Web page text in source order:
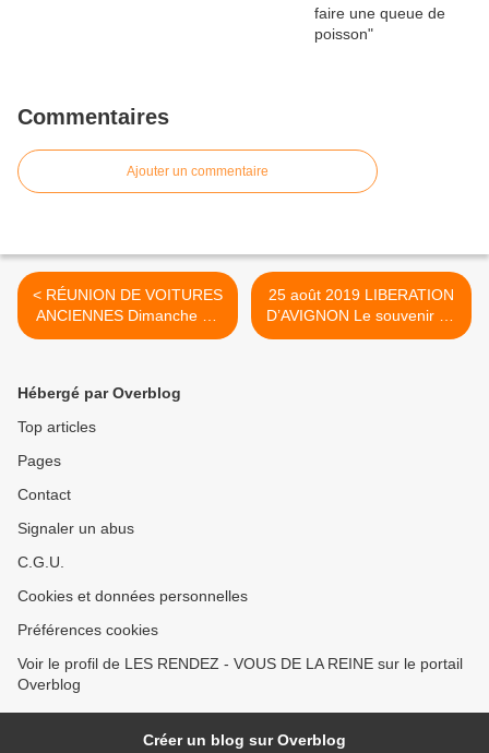
Commentaires
Ajouter un commentaire
< RÉUNION DE VOITURES
ANCIENNES Dimanche 18
AOÛT 2019 à Villeneuve lez
AVIGNONNAISES
25 août 2019 LIBERATION
D’AVIGNON Le souvenir 75
ans après >
Hébergé par Overblog
Top articles
Pages
Contact
Signaler un abus
C.G.U.
Cookies et données personnelles
Préférences cookies
Voir le profil de LES RENDEZ - VOUS DE LA REINE sur le portail
Overblog
Créer un blog sur Overblog